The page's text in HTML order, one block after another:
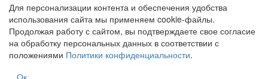
Для персонализации контента и обеспечения удобства
использования сайта мы применяем cookie-файлы.
Продолжая работу с сайтом, вы подтверждаете свое согласие
на обработку персональных данных в соответствии с
положениями Политики конфиденциальности.
Ок